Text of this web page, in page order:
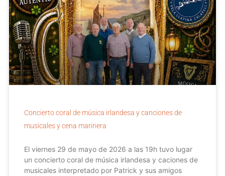
Concierto coral de música irlandesa y canciones de
musicales y cena marinera
El viernes 29 de mayo de 2026 a las 19h tuvo lugar
un concierto coral de música irlandesa y caciones de
musicales interpretado por Patrick y sus amigos